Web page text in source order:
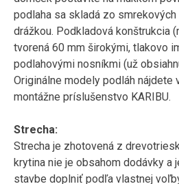
podlaha sa skladá zo
drážkou. Podkladová konštrukcia
tvorená 60 mm širokými, tlakovo
podlahovými nosníkmi (už
Originálne modely podláh nájdete
montážne príslušenstvo KARIBU.
Strecha:
Strecha je zhotovená z
krytina nie je obsahom dodávky a
stavbe doplniť podľa vlastnej